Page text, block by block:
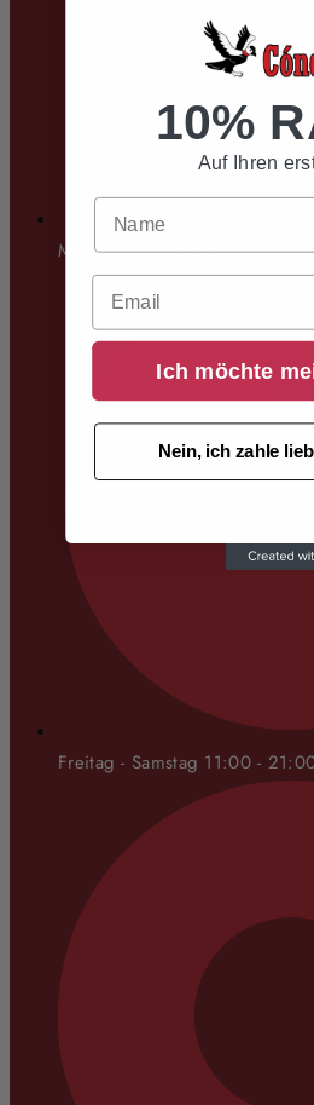
Montag - Donnerstag: 11:00 -
Freitag - Samstag 11:00 -
10%
Auf Ihren
Email
Ich möchte
Nein, ich zahle